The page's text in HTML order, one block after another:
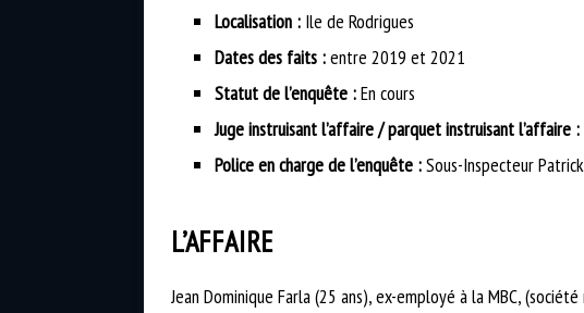
Localisation : Ile de Rodrigues
Dates des faits :entre 2019 et 2021
Statut de l’enquête :En cours
Juge instruisant l’affaire / parquet instruisant l’affaire :
Police en charge de l’enquête :Sous-Inspecteur
L’AFFAIRE
Jean Dominique Farla (25 ans), ex-employé à la MBC,